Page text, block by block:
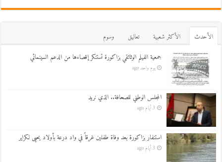
اﻷحدث اﻷكثر شعبية تعاليق
وسوم
جمعية الفيلم الوثائقي بزاكورة تستنكر إقصاءها من الدعم السينمائي
يوم واحد ago
المجلس الوطني للصحافة.. الذي نريد
3 أيام ago
استنفار بزاكورة بعد وفاة طفلين غرقاً في واد درعة بأولاد يحيى لكراير
3 أيام ago